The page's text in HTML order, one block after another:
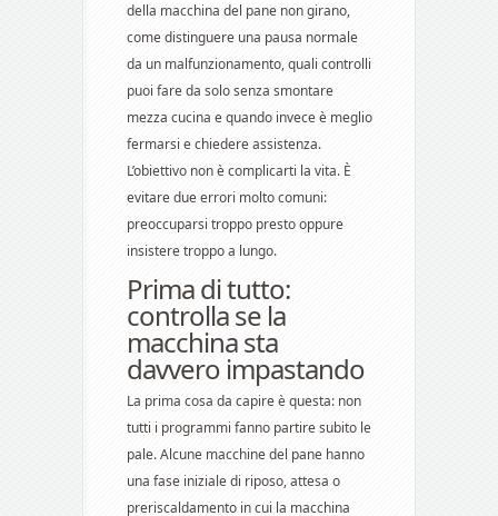
della macchina del pane non girano,
come distinguere una pausa normale
da un malfunzionamento, quali controlli
puoi fare da solo senza smontare
mezza cucina e quando invece è meglio
fermarsi e chiedere assistenza.
L’obiettivo non è complicarti la vita. È
evitare due errori molto comuni:
preoccuparsi troppo presto oppure
insistere troppo a lungo.
Prima di tutto:
controlla se la
macchina sta
davvero impastando
La prima cosa da capire è questa: non
tutti i programmi fanno partire subito le
pale. Alcune macchine del pane hanno
una fase iniziale di riposo, attesa o
preriscaldamento in cui la macchina